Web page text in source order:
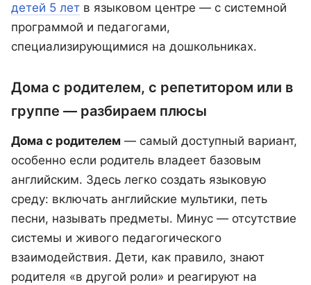
детей 5 лет в языковом центре — с системной
программой и педагогами,
специализирующимися на дошкольниках.
Дома с родителем, с репетитором или в
группе — разбираем плюсы
Дома с родителем — самый доступный вариант,
особенно если родитель владеет базовым
английским. Здесь легко создать языковую
среду: включать английские мультики, петь
песни, называть предметы. Минус — отсутствие
системы и живого педагогического
взаимодействия. Дети, как правило, знают
родителя «в другой роли» и реагируют на